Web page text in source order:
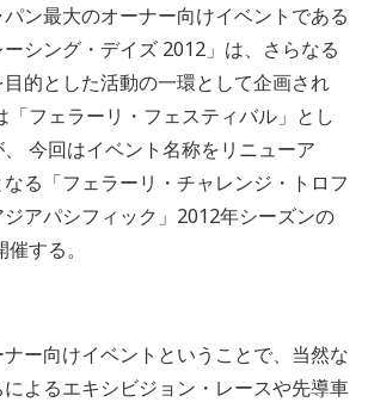
ン最大のオーナー向けイベントである
ーシング・デイズ 2012」は、さらなる
的とした活動の一環として企画され
「フェラーリ・フェスティバル」とし
今回はイベント名称をリニューア
る「フェラーリ・チャレンジ・トロフ
アパシフィック」2012年シーズンの
する。
ー向けイベントということで、当然な
よるエキシビジョン・レースや先導車